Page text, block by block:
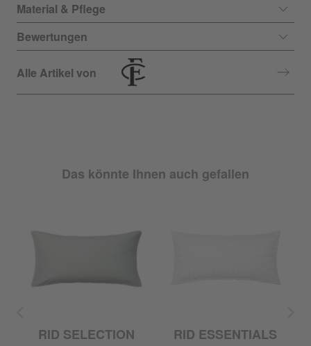
Material & Pflege
Bewertungen
Alle Artikel von
Das könnte Ihnen auch gefallen
RID SELECTION
RID ESSENTIALS